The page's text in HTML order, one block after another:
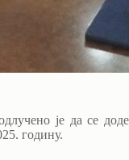
је да се
годину.